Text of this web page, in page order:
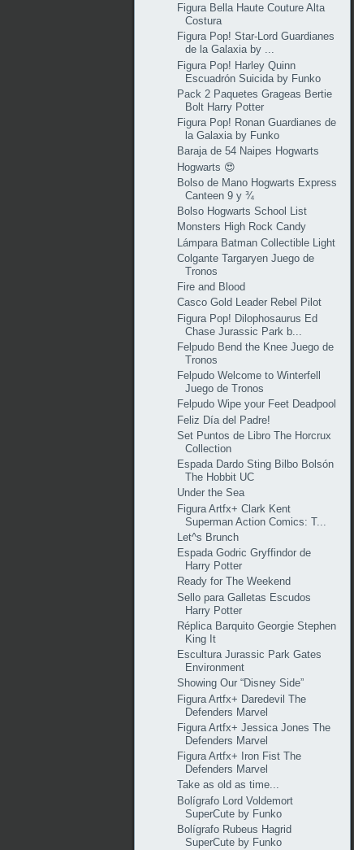
Figura Bella Haute Couture Alta
Costura
Figura Pop! Star-Lord Guardianes
de la Galaxia by ...
Figura Pop! Harley Quinn
Escuadrón Suicida by Funko
Pack 2 Paquetes Grageas Bertie
Bolt Harry Potter
Figura Pop! Ronan Guardianes de
la Galaxia by Funko
Baraja de 54 Naipes Hogwarts
Hogwarts 😍
Bolso de Mano Hogwarts Express
Canteen 9 y ¾
Bolso Hogwarts School List
Monsters High Rock Candy
Lámpara Batman Collectible Light
Colgante Targaryen Juego de
Tronos
Fire and Blood
Casco Gold Leader Rebel Pilot
Figura Pop! Dilophosaurus Ed
Chase Jurassic Park b...
Felpudo Bend the Knee Juego de
Tronos
Felpudo Welcome to Winterfell
Juego de Tronos
Felpudo Wipe your Feet Deadpool
Feliz Día del Padre!
Set Puntos de Libro The Horcrux
Collection
Espada Dardo Sting Bilbo Bolsón
The Hobbit UC
Under the Sea
Figura Artfx+ Clark Kent
Superman Action Comics: T...
Let^s Brunch
Espada Godric Gryffindor de
Harry Potter
Ready for The Weekend
Sello para Galletas Escudos
Harry Potter
Réplica Barquito Georgie Stephen
King It
Escultura Jurassic Park Gates
Environment
Showing Our “Disney Side”
Figura Artfx+ Daredevil The
Defenders Marvel
Figura Artfx+ Jessica Jones The
Defenders Marvel
Figura Artfx+ Iron Fist The
Defenders Marvel
Take as old as time...
Bolígrafo Lord Voldemort
SuperCute by Funko
Bolígrafo Rubeus Hagrid
SuperCute by Funko